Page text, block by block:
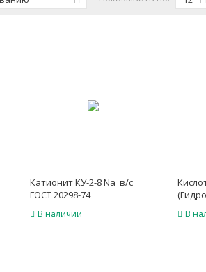
Катионит КУ-2-8 Na в/с
ГОСТ 20298-74
В наличии
(HEDP
В